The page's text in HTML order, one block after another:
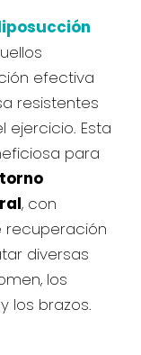
efectiva
resistentes
ejercicio. Esta
para
, con
recuperación
diversas
los
los brazos.